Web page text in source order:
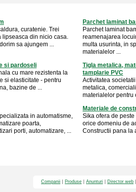
curatenie. Trei
lipseasca din nicio casa.
sa ajungem ...
Parchet laminat
Parchet laminat
reamenajarea
multa usurinta, in
materialelor ...
si pardoseli
cu mare rezistenta la
si elasticitate - pentru
bazine de ...
Tigla metalica,
tamplarie PVC
Activitatea
metalica,
materialelor pentru
in automatisme,
poarta,
porti, automatizare, ...
Materiale de
Sika ofera de
orice domeniu de
Constructii pana la
Companii Produse Anunturi Director web